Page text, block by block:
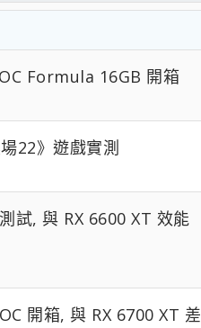
Formula 16GB 開箱
22》遊戲實測
試, 與 RX 6600 XT 效能
開箱, 與 RX 6700 XT 差